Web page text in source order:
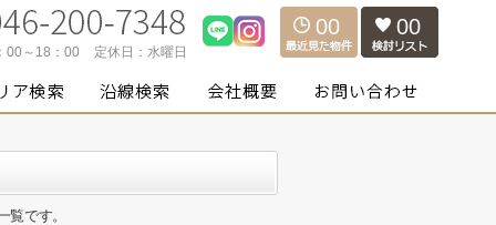
00～18：00 定休日： 水曜日
00 00
です。